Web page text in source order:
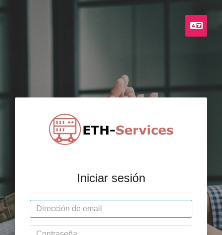
Iniciar sesión
Dirección de email
Contraseña